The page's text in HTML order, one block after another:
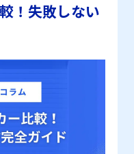
！失敗しない